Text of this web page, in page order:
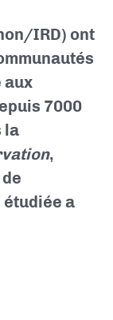
IRD) ont
aux
7000
la
,
étudiée a